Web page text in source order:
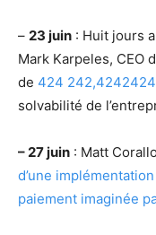
– 23 juin : Huit jours
Mark Karpeles, CEO
de 424
solvabilité de
– 27 juin : Matt
d’une
paiement imaginée